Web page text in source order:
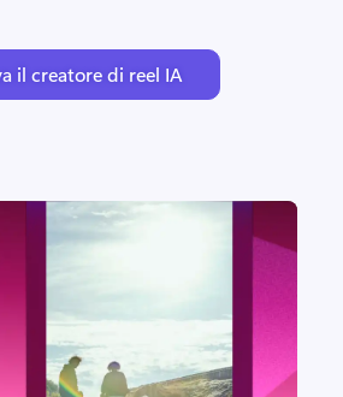
il creatore di reel IA